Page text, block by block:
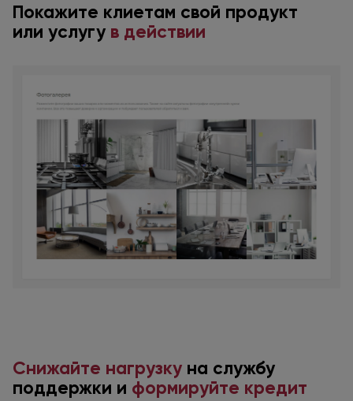
Покажите клиетам свой продукт
или услугу в действии
Снижайте нагрузку на службу
поддержки и формируйте кредит